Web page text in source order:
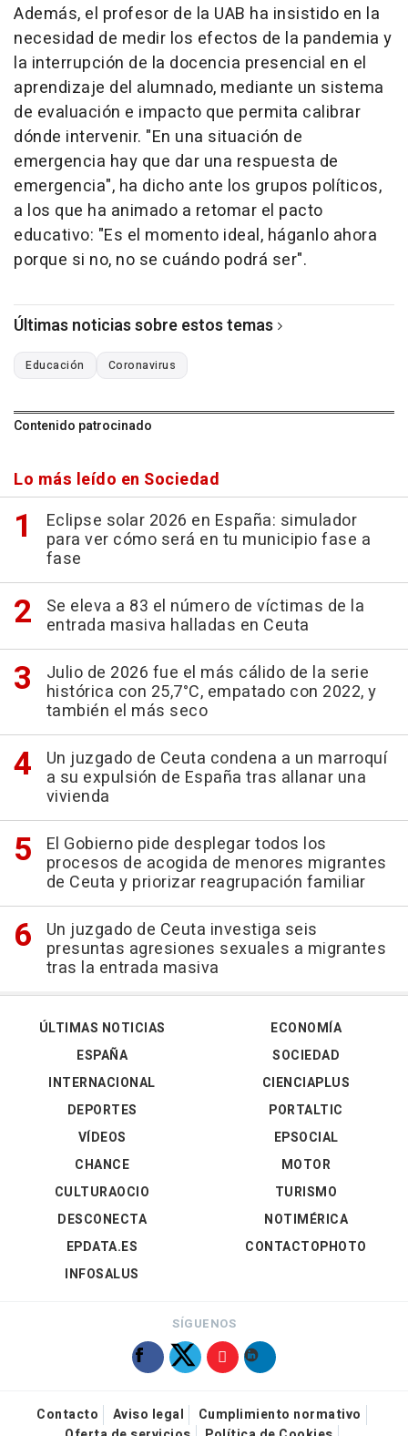
Además, el profesor de la UAB ha insistido en la
necesidad de medir los efectos de la pandemia y
la interrupción de la docencia presencial en el
aprendizaje del alumnado, mediante un sistema
de evaluación e impacto que permita calibrar
dónde intervenir. "En una situación de
emergencia hay que dar una respuesta de
emergencia", ha dicho ante los grupos políticos,
a los que ha animado a retomar el pacto
educativo: "Es el momento ideal, háganlo ahora
porque si no, no se cuándo podrá ser".
Últimas noticias sobre estos temas
Educación Coronavirus
Contenido patrocinado
Lo más leído en Sociedad
Eclipse solar 2026 en España: simulador
para ver cómo será en tu municipio fase a
fase
Se eleva a 83 el número de víctimas de la
entrada masiva halladas en Ceuta
Julio de 2026 fue el más cálido de la serie
histórica con 25,7°C, empatado con 2022, y
también el más seco
Un juzgado de Ceuta condena a un marroquí
a su expulsión de España tras allanar una
vivienda
El Gobierno pide desplegar todos los
procesos de acogida de menores migrantes
de Ceuta y priorizar reagrupación familiar
Un juzgado de Ceuta investiga seis
presuntas agresiones sexuales a migrantes
tras la entrada masiva
ÚLTIMAS NOTICIAS
ESPAÑA
INTERNACIONAL
DEPORTES
VÍDEOS
ECONOMÍA
SOCIEDAD
CIENCIAPLUS
PORTALTIC
EPSOCIAL
CHANCE
CULTURAOCIO
DESCONECTA
EPDATA.ES
INFOSALUS
MOTOR
TURISMO
NOTIMÉRICA
CONTACTOPHOTO
SÍGUENOS
Contacto Aviso legal
Cumplimiento normativo